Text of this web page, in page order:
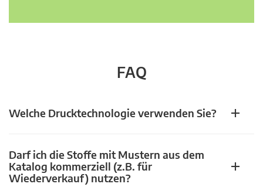
FAQ
Welche Drucktechnologie verwenden Sie?
Darf ich die Stoffe mit Mustern aus dem
Katalog kommerziell (z.B. für
Wiederverkauf) nutzen?